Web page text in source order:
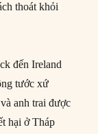
thoát khỏi
đến Ireland
tước xứ
anh trai được
hại ở Tháp